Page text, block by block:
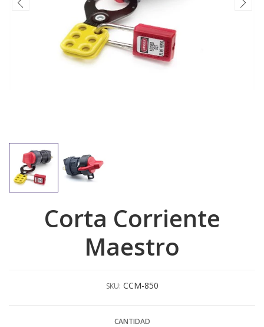
Corta Corriente
Maestro
SKU: CCM-850
CANTIDAD